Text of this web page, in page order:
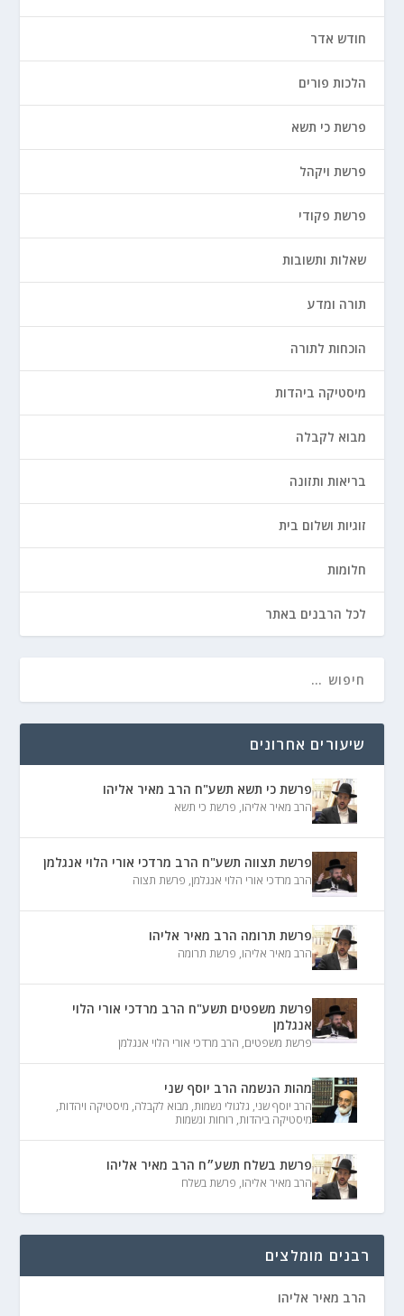
חודש אדר
הלכות פורים
פרשת כי תשא
פרשת ויקהל
פרשת פקודי
שאלות ותשובות
תורה ומדע
הוכחות לתורה
מיסטיקה ביהדות
מבוא לקבלה
בריאות ותזונה
זוגיות ושלום בית
חלומות
לכל הרבנים באתר
שיעורים אחרונים
פרשת כי תשא תשע"ח הרב מאיר אליהו
הרב מאיר אליהו, פרשת כי תשא
פרשת תצווה תשע"ח הרב מרדכי אורי הלוי אנגלמן
הרב מרדכי אורי הלוי אנגלמן, פרשת תצוה
פרשת תרומה הרב מאיר אליהו
הרב מאיר אליהו, פרשת תרומה
פרשת משפטים תשע"ח הרב מרדכי אורי הלוי
אנגלמן
פרשת משפטים, הרב מרדכי אורי הלוי אנגלמן
מהות הנשמה הרב יוסף שני
הרב יוסף שני, גלגולי נשמות, מבוא לקבלה, מיסטיקה ויהדות,
מיסטיקה ביהדות, רוחות ונשמות
פרשת בשלח תשע״ח הרב מאיר אליהו
הרב מאיר אליהו, פרשת בשלח
רבנים מומלצים
הרב מאיר אליהו